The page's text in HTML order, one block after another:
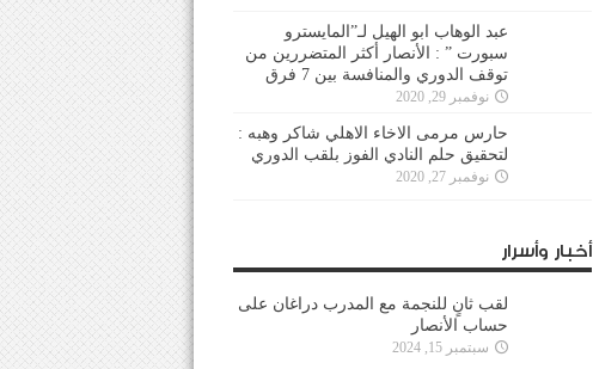
عبد الوهاب ابو الهيل لـ”المايسترو
سبورت ” : الأنصار أكثر المتضررين من
توقف الدوري والمنافسة بين 7 فرق
نوفمبر 29, 2020
حارس مرمى الاخاء الاهلي شاكر وهبه :
لتحقيق حلم النادي الفوز بلقب الدوري
نوفمبر 27, 2020
أخبار وأسرار
لقب ثانٍ للنجمة مع المدرب دراغان على
حساب الأنصار
سبتمبر 15, 2024